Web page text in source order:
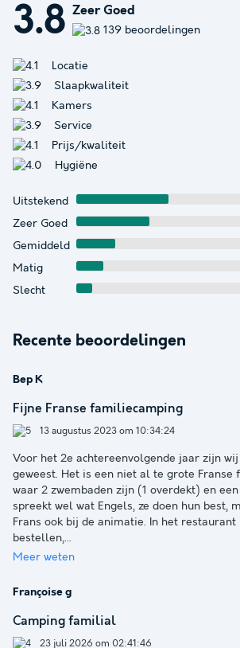
3.8 Zeer Goed
139 beoordelingen
Locatie
Slaapkwaliteit
Kamers
Service
Prijs/kwaliteit
Hygiëne
Uitstekend
Zeer Goed
Gemiddeld
Matig
Slecht
Recente beoordelingen
Bep K
Fijne Franse familiecamping
13 augustus 2023 om 10:34:24
Voor het 2e achtereenvolgende jaar zijn
geweest. Het is een niet al te grote Franse
waar 2 zwembaden zijn (1 overdekt) en
spreekt wel wat Engels, ze doen hun best,
Frans ook bij de animatie. In het restaurant
bestellen,...
Meer weten
Françoise g
Camping familial
23 juli 2026 om 02:41:46